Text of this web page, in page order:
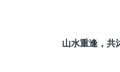
山水重逢，共